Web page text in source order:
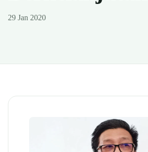
29 Jan 2020